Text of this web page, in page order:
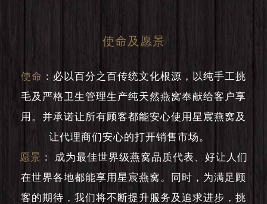
使命及愿景
使命 ： 必以百分之百传统文化根源，以纯手工挑
毛及严格卫生管理生产纯天然燕窝奉献给客户享
用。并承诺让所有顾客都能安心使用星宸燕窝及
让代理商们安心的打开销售市场。
愿景 ：
成为最佳世界级燕窝品质代表、好让人们
在世界各地都能享用星宸燕窝。同时，为满足顾
客的期待，我们将不断提升服务及追求进步，挑